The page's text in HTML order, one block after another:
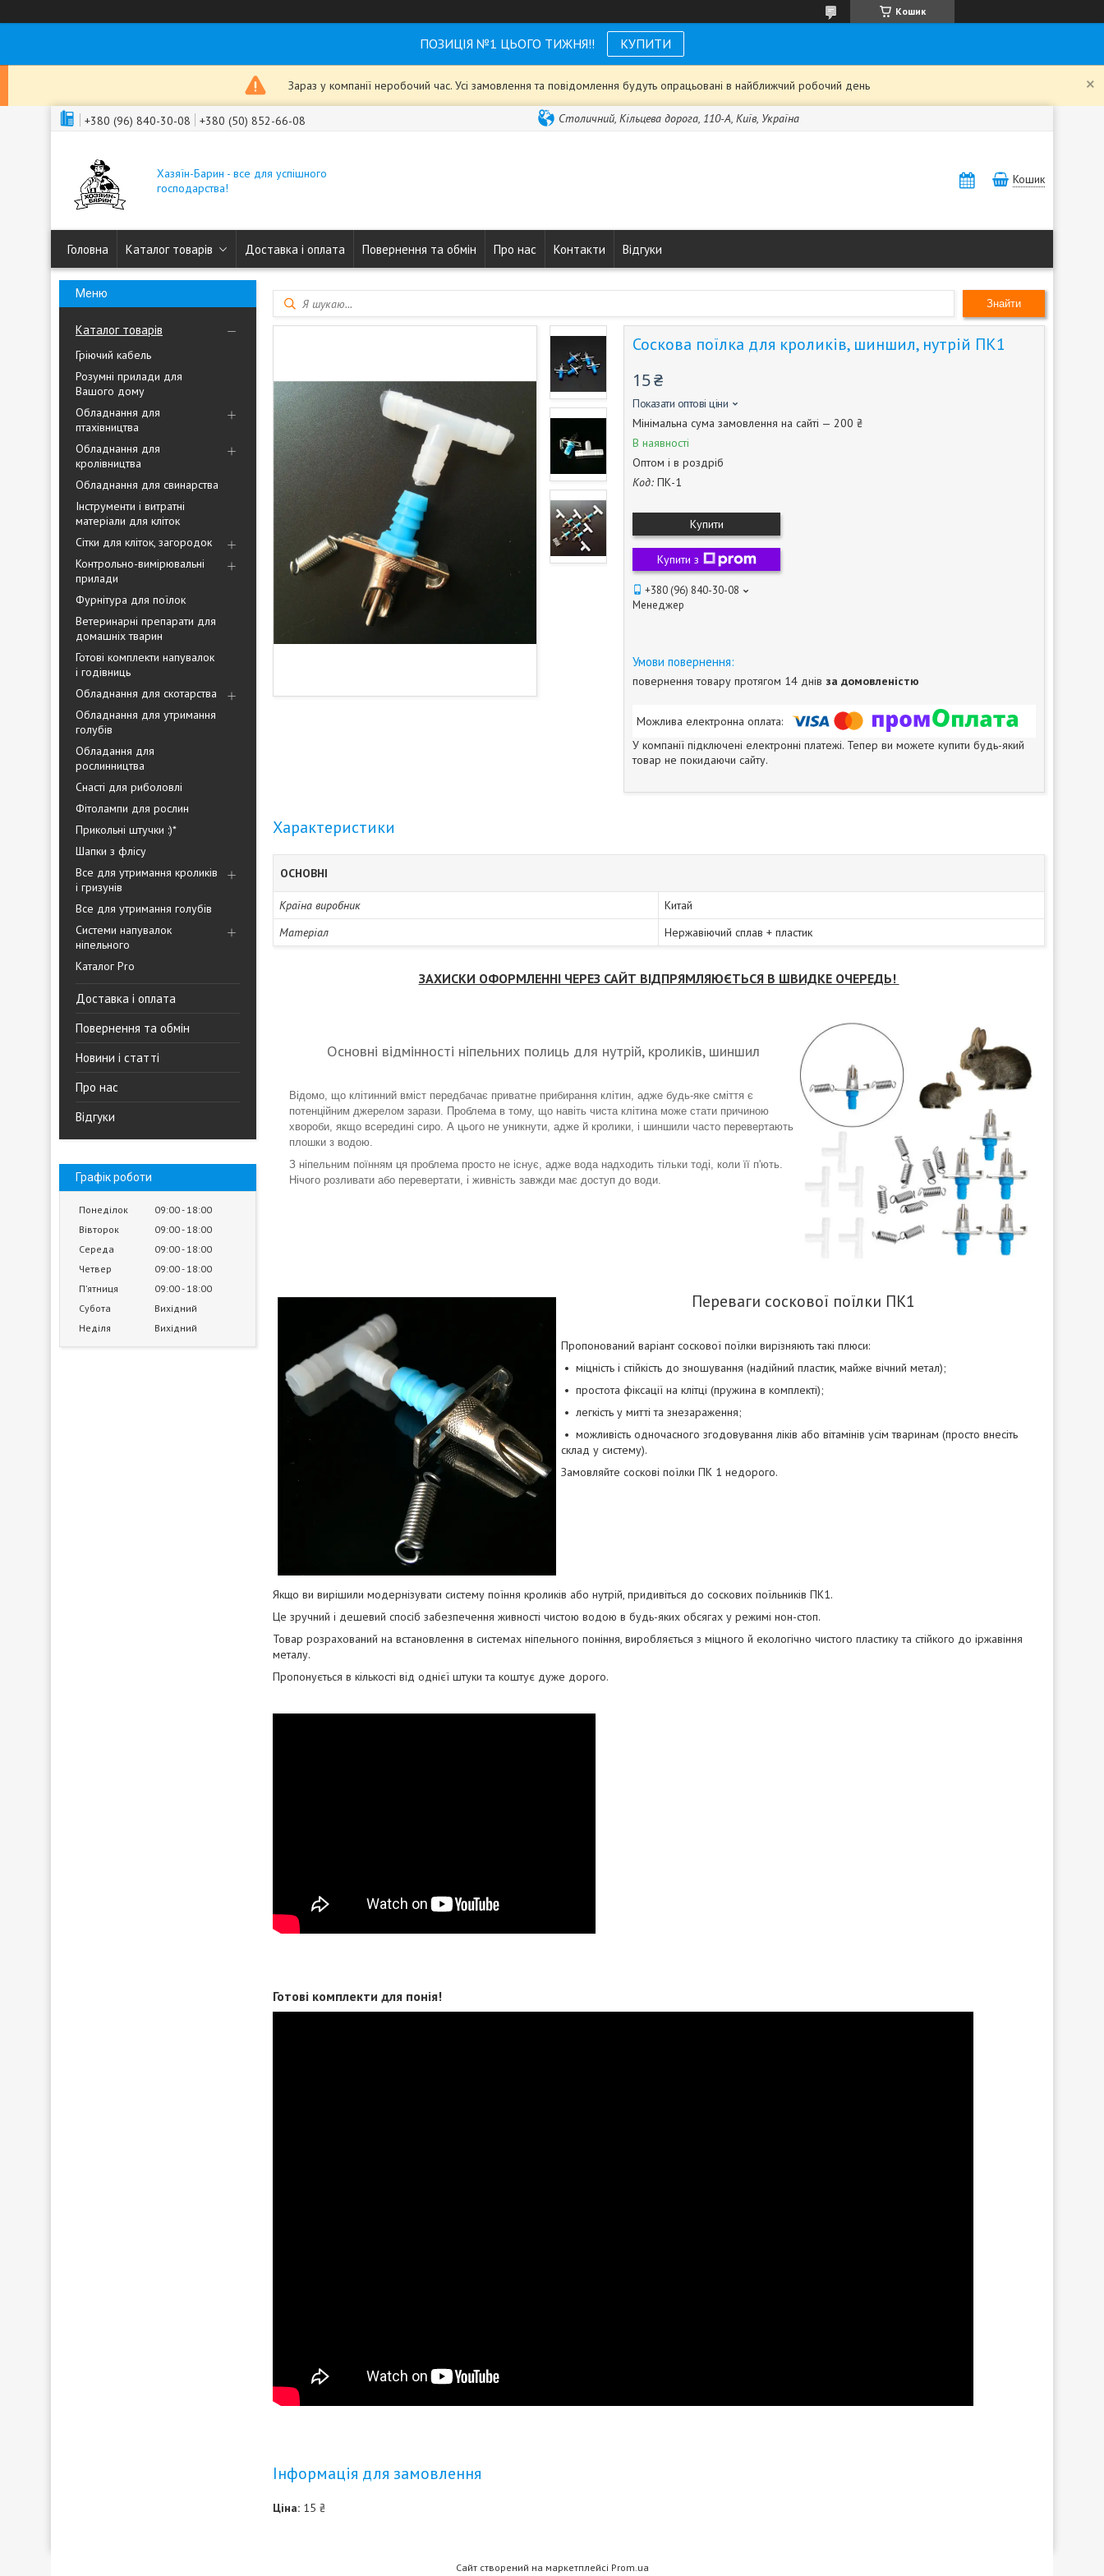
Кошик
ПОЗИЦІЯ №1 ЦЬОГО ТИЖНЯ!! КУПИТИ
Зараз у компанії неробочий час. Усі замовлення та повідомлення будуть опрацьовані в найближчий робочий день
+380 (96) 840-30-08 +380 (50) 852-66-08 Столичний, Кільцева дорога, 110-А, Київ, Україна
Хазяїн-Барин - все для успішного
господарства!
Кошик
Головна Каталог товарів Доставка і оплата Повернення та обмін Про нас Контакти Відгуки
Каталог товарів
Гріючий кабель
Розумні прилади для
Вашого дому
Обладнання для
птахівництва
Обладнання для
кролівництва
Обладнання для свинарства
Інструменти і витратні
матеріали для кліток
Сітки для кліток, загородок
Контрольно-вимірювальні
прилади
Фурнітура для поїлок
Ветеринарні препарати для
домашніх тварин
Готові комплекти напувалок
і годівниць
Обладнання для скотарства
Обладнання для утримання
голубів
Обладання для
рослинництва
Снасті для риболовлі
Фітолампи для рослин
Прикольні штучки :)*
Шапки з флісу
Все для утримання кроликів
і гризунів
Все для утримання голубів
Системи напувалок
ніпельного
Каталог Pro
Доставка і оплата
Повернення та обмін
Новини і статті
Про нас
Відгуки
Графік роботи
Понеділок 09:00 18:00
Вівторок
09:00 18:00
Середа
09:00 18:00
Четвер
09:00 18:00
Пʼятниця
09:00 18:00
Субота
Вихідний
Неділя
Вихідний
Знайти
Соскова поїлка для кроликів, шиншил, нутрій ПК1
15 ₴
Показати оптові ціни
Мінімальна сума замовлення на сайті — 200 ₴
В наявності
Оптом і в роздріб
Код: ПК-1
Купити
Купити з
+380 (96) 840-30-08
Менеджер
повернення товару протягом 14 днів за домовленістю
У компанії підключені електронні платежі. Тепер ви можете купити будь-який
товар не покидаючи сайту.
Характеристики
ОСНОВНІ
Країна виробник
Китай
Матеріал
Нержавіючий сплав + пластик
ЗАХИСКИ ОФОРМЛЕННІ ЧЕРЕЗ САЙТ ВІДПРЯМЛЯЮЄТЬСЯ В ШВИДКЕ ОЧЕРЕДЬ!
Основні відмінності ніпельних полиць для нутрій, кроликів, шиншил
Відомо, що клітинний вміст передбачає приватне прибирання клітин, адже будь-яке сміття є
потенційним джерелом зарази. Проблема в тому, що навіть чиста клітина може стати причиною
хвороби, якщо всередині сиро. А цього не уникнути, адже й кролики, і шиншили часто перевертають
плошки з водою.
З ніпельним поїнням ця проблема просто не існує, адже вода надходить тільки тоді, коли її п'ють.
Нічого розливати або перевертати, і живність завжди має доступ до води.
Переваги соскової поїлки ПК1
Пропонований варіант соскової поїлки вирізняють такі плюси:
• міцність і стійкість до зношування (надійний пластик, майже вічний метал);
• простота фіксації на клітці (пружина в комплекті);
• легкість у митті та знезараження;
• можливість одночасного згодовування ліків або вітамінів усім тваринам (просто внесіть
склад у систему).
Замовляйте соскові поїлки ПК 1 недорого.
Якщо ви вирішили модернізувати систему поїння кроликів або нутрій, придивіться до соскових поїльників ПК1.
Це зручний і дешевий спосіб забезпечення живності чистою водою в будь-яких обсягах у режимі нон-стоп.
Товар розрахований на встановлення в системах ніпельного поніння, виробляється з міцного й екологічно чистого пластику та стійкого до іржавіння
металу.
Пропонується в кількості від однієї штуки та коштує дуже дорого.
Готові комплекти для понія!
Інформація для замовлення
Ціна: 15 ₴
Сайт створений на маркетплейсі Prom.ua